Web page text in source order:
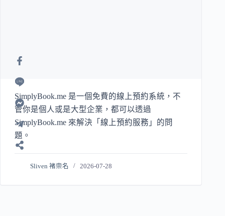
SimplyBook.me 是一個免費的線上預約系統，不
管你是個人或是大型企業，都可以透過
SimplyBook.me 來解決「線上預約服務」的問
題。
Sliven 褚崇名 2026-07-28